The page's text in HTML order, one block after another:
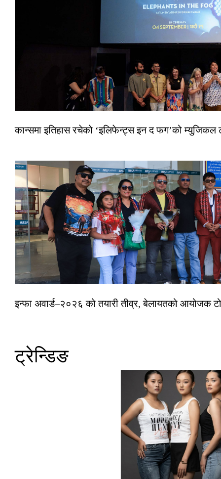
कान्समा इतिहास रचेको ‘इलिफेन्ट्स इन द फग’को म्युजिकल
इन्फा अवार्ड–२०२६ को तयारी तीव्र, बेलायतको आयोजक
ट्रेन्डिङ